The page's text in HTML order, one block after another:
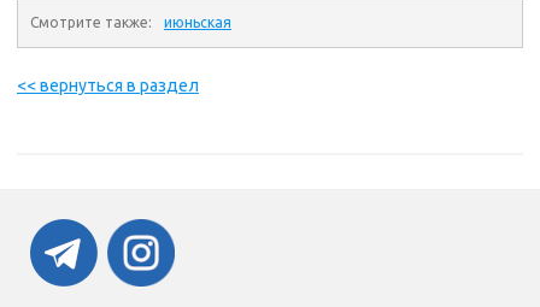
Смотрите также: июньская
<< вернуться в раздел